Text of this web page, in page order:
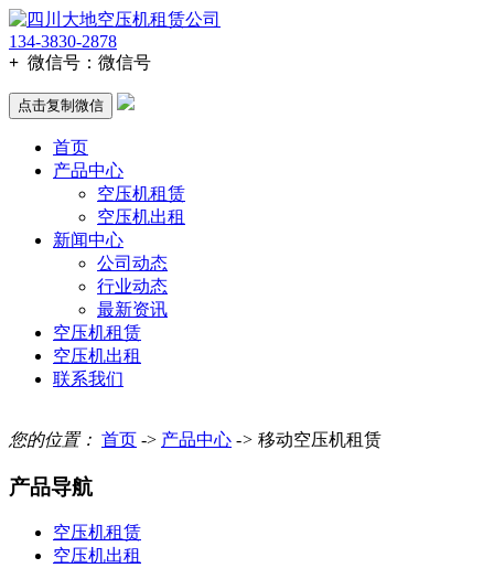
134-3830-2878
+ 微信号： 微信号
点击复制微信
首页
产品中心
空压机租赁
空压机出租
新闻中心
公司动态
行业动态
最新资讯
空压机租赁
空压机出租
联系我们
您的位置： 首页 -> 产品中心 -> 移动空压机租赁
产品导航
空压机租赁
空压机出租